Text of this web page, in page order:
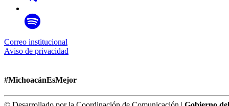
Correo institucional
Aviso de privacidad
#MichoacánEsMejor